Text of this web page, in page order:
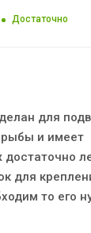
Достаточно
для
рыбы и имеет
для
то его